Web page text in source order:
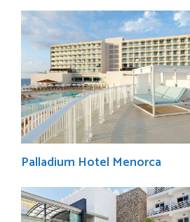
Palladium Hotel Menorca